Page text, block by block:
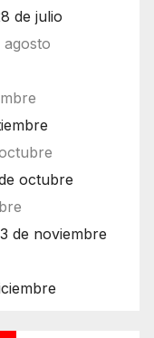
de julio
agosto
octubre
de noviembre